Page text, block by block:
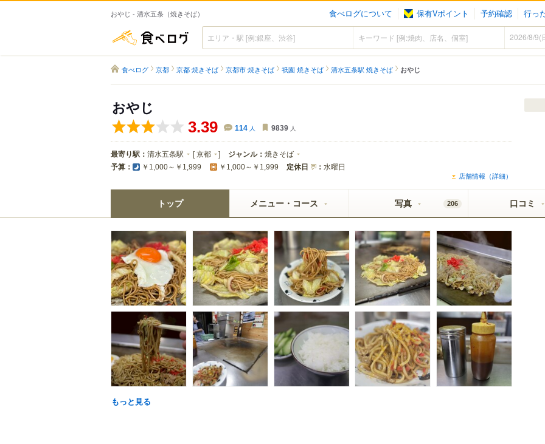
おやじ - 清水五条（焼きそば） 食べログについて 保有Vポイント 予約確認 行っ
食べログ
食べログ 京都 京都 焼きそば 京都市 焼きそば 祇園 焼きそば 清水五条駅 焼きそば おやじ
おやじ
3.39 114 人 9839 人
最寄り駅： 清水五条駅 [京都 ] ジャンル： 焼きそば
予算： ￥1,000～￥1,999 ￥1,000～￥1,999 定休日 ： 水曜日
店舗情報（詳細）
トップ メニュー・コース 写真 206 口コミ
もっと見る